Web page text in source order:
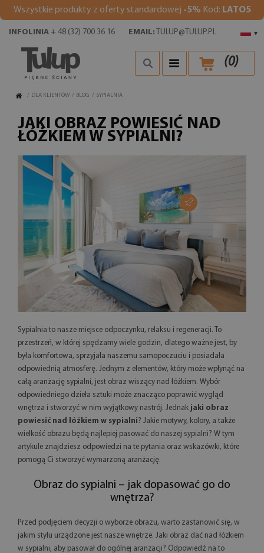
Wszystkie produkty z oferty standardowej -5% Kod: LATO5
▾
INFOLINIA + 48 (32) 700 36 16 EMAIL: TULUP@TULUP.PL
(0)
/ DLA KLIENTÓW / BLOG / SYPIALNIA
JAKI OBRAZ POWIESIĆ NAD
ŁÓŻKIEM W SYPIALNI?
Sypialnia to nasze miejsce odpoczynku, relaksu i regeneracji. To
przestrzeń, w której spędzamy wiele godzin, dlatego ważne jest, by
była komfortowa, sprzyjała naszemu samopoczuciu i posiadała
odpowiednią atmosferę. Jednym z elementów, który może wpłynąć na
całą aranżację sypialni, jest obraz wiszący nad łóżkiem. Wybór
odpowiedniego dzieła sztuki może znacząco poprawić wygląd
wnętrza i stworzyć w nim wyjątkowy nastrój. Jednak jaki obraz
powiesić nad łóżkiem w sypialni ? Jakie motywy, kolory, a także
wielkość obrazu będą najlepiej pasować do naszej sypialni? W tym
artykule znajdziesz odpowiedzi na te pytania oraz wskazówki, które
pomogą Ci stworzyć wymarzoną aranżację.
Obraz do sypialni – jak dopasować go do
wnętrza?
Przed podjęciem decyzji o wyborze obrazu, warto zastanowić się, w
jakim stylu urządzone jest nasze wnętrze. Jaki obraz dać nad łóżkiem
w sypialni, aby pasował do ogólnej aranżacji? Odpowiedź na to